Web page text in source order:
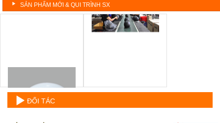
SẢN PHẨM MỚI & QUI TRÌNH SX
ĐỐI TÁC